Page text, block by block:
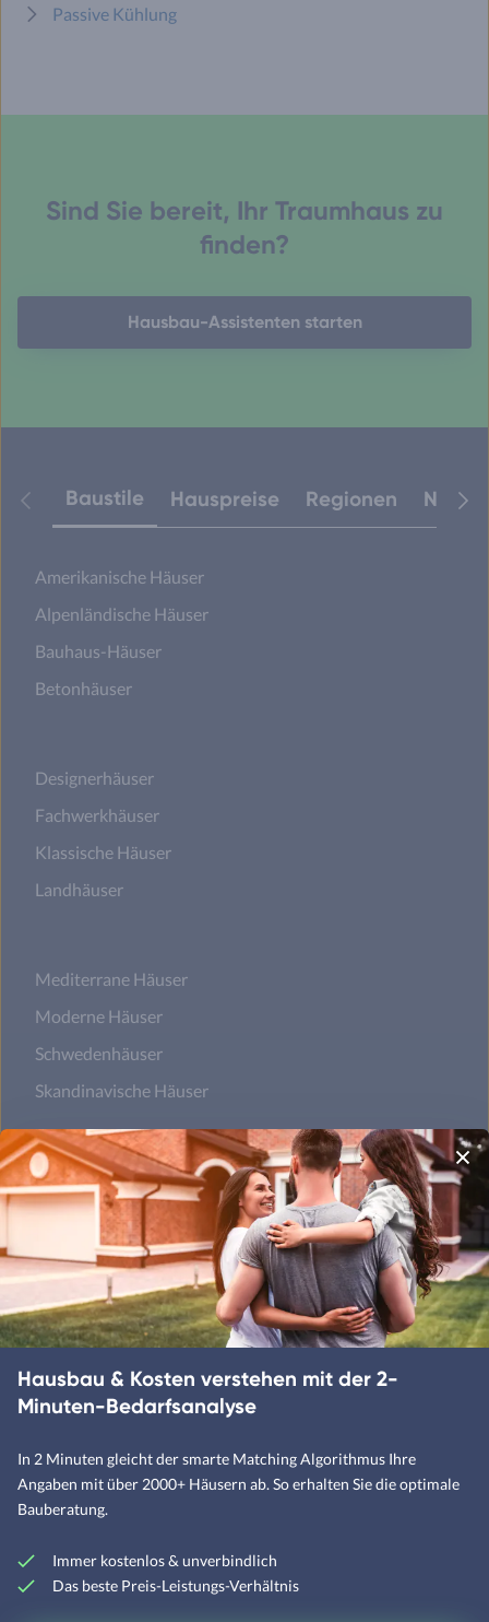
Passive Kühlung
Sind Sie bereit, Ihr Traumhaus zu
finden?
Hausbau-Assistenten starten
Baustile Hauspreise Regionen
Amerikanische Häuser
Alpenländische Häuser
Bauhaus-Häuser
Betonhäuser
Designerhäuser
Fachwerkhäuser
Klassische Häuser
Landhäuser
Mediterrane Häuser
Moderne Häuser
Schwedenhäuser
Skandinavische Häuser
Satteldachhäuser
Flachdachhäuser
Walmdachhäuser
Pultdachhäuser
Über Fertighaus.de
FAQ
Hausbau & Kosten verstehen mit der 2-
Minuten-Bedarfsanalyse
In 2 Minuten gleicht der smarte Matching Algorithmus Ihre
Angaben mit über 2000+ Häusern ab. So erhalten Sie die optimale
Bauberatung.
Immer kostenlos & unverbindlich
Das beste Preis-Leistungs-Verhältnis